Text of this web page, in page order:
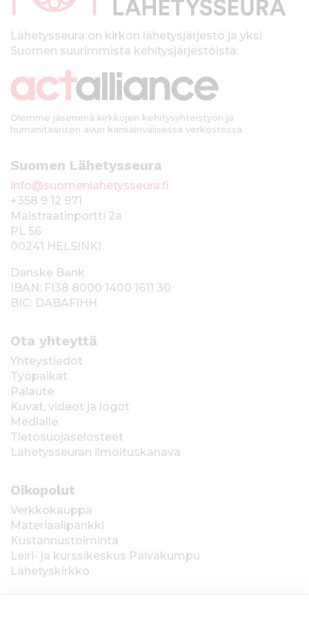
kLähetysseura on kirkon lähetysjärjestö ja yksi
Suomen suurimmista kehitysjärjestöistä.
Olemme jäsenenä kirkkojen kehitysyhteistyön ja
humanitaarisen avun kansainvälisessä verkostossa.
Suomen Lähetysseura
info@suomenlahetysseura.fi
+358 9 12 971
Maistraatinportti 2a
PL 56
00241 HELSINKI
Danske Bank
IBAN: FI38 8000 1400 1611 30
BIC: DABAFIHH
Ota yhteyttä
Yhteystiedot
Työpaikat
Palaute
Kuvat, videot ja logot
Medialle
Tietosuojaselosteet
Lähetysseuran ilmoituskanava
Oikopolut
Verkkokauppa
Materiaalipankki
Kustannustoiminta
Leiri- ja kurssikeskus Päiväkumpu
Lähetyskirkko